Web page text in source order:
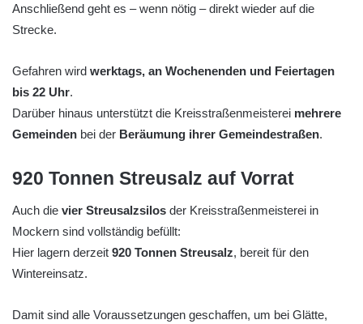
Anschließend geht es – wenn nötig – direkt wieder auf die
Strecke.
Gefahren wird werktags, an Wochenenden und Feiertagen
bis 22 Uhr.
Darüber hinaus unterstützt die Kreisstraßenmeisterei mehrere
Gemeinden bei der Beräumung ihrer Gemeindestraßen.
920 Tonnen Streusalz auf Vorrat
Auch die vier Streusalzsilos der Kreisstraßenmeisterei in
Mockern sind vollständig befüllt:
Hier lagern derzeit 920 Tonnen Streusalz, bereit für den
Wintereinsatz.
Damit sind alle Voraussetzungen geschaffen, um bei Glätte,